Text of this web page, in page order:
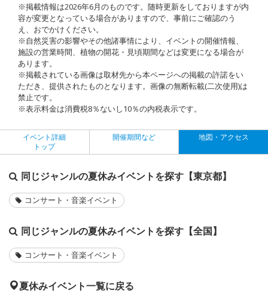
※掲載情報は2026年6月のものです。随時更新をしておりますが内
容が変更となっている場合がありますので、事前にご確認のう
え、おでかけください。
※自然災害の影響やその他諸事情により、イベントの開催情報、
施設の営業時間、植物の開花・見頃期間などは変更になる場合が
あります。
※掲載されている画像は取材先から本ページへの掲載の許諾をい
ただき、提供されたものとなります。画像の無断転載(二次使用)は
禁止です。
※表示料金は消費税8％ないし10％の内税表示です。
イベント詳細
トップ
開催期間など 地図・アクセス
同じジャンルの夏休みイベントを探す【東京都】
コンサート・音楽イベント
同じジャンルの夏休みイベントを探す【全国】
コンサート・音楽イベント
夏休みイベント一覧に戻る